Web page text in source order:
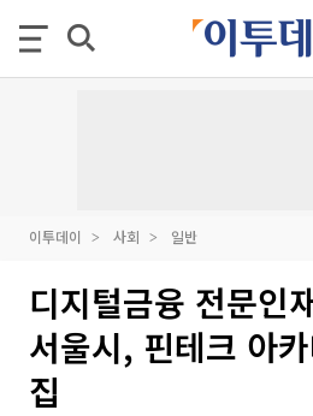
이투데이 사회 일반
디지털금융 전문인
서울시, 핀테크 아
집